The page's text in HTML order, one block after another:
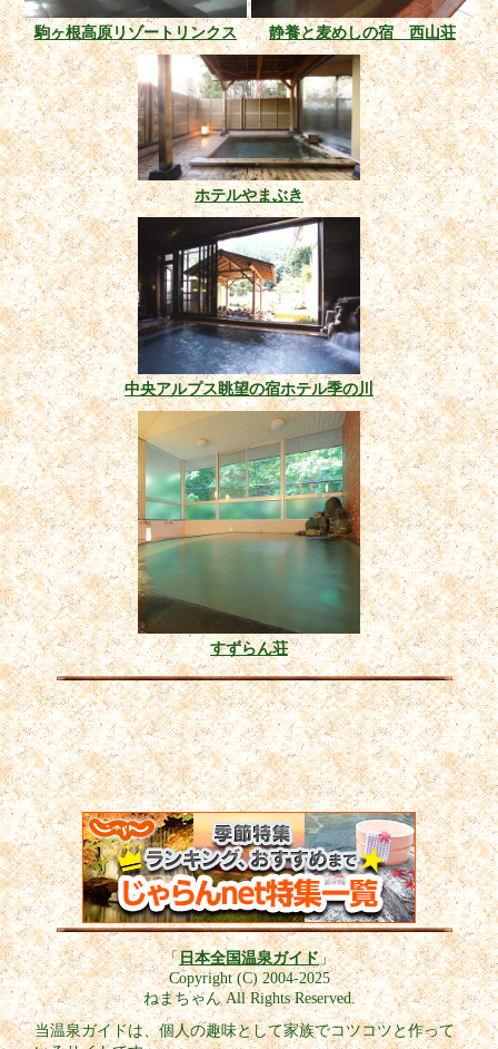
駒ヶ根高原リゾートリンクス 静養と麦めしの宿 西山荘
ホテルやまぶき
中央アルプス眺望の宿ホテル季の川
すずらん荘
「日本全国温泉ガイド」
Copyright (C) 2004-2025
ねまちゃん All Rights Reserved.
当温泉ガイドは、個人の趣味として家族でコツコツと作って